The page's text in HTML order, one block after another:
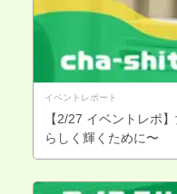
イベントレポート
【2/27 イベントレポ
らしく輝くために〜